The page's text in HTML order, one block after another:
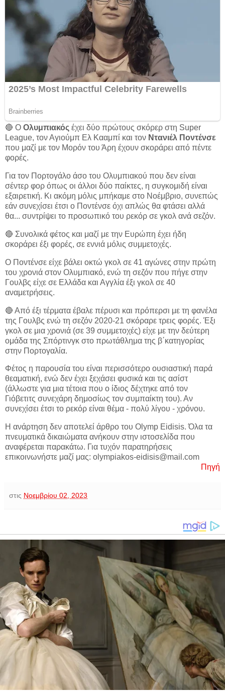
🔴 Ο Ολυμπιακός έχει δύο πρώτους σκόρερ στη Super
League, τον Αγιούμπ Ελ Κααμπί και τον Ντανιέλ Ποντένσε
που μαζί με τον Μορόν του Άρη έχουν σκοράρει από πέντε
φορές.
Για τον Πορτογάλο άσο του Ολυμπιακού που δεν είναι
σέντερ φορ όπως οι άλλοι δύο παίκτες, η συγκομιδή είναι
εξαιρετική. Κι ακόμη μόλις μπήκαμε στο Νοέμβριο, συνεπώς
εάν συνεχίσει έτσι ο Ποντένσε όχι απλώς θα φτάσει αλλά
θα... συντρίψει το προσωπικό του ρεκόρ σε γκολ ανά σεζόν.
🔴 Συνολικά φέτος και μαζί με την Ευρώπη έχει ήδη
σκοράρει έξι φορές, σε εννιά μόλις συμμετοχές.
Ο Ποντένσε είχε βάλει οκτώ γκολ σε 41 αγώνες στην πρώτη
του χρονιά στον Ολυμπιακό, ενώ τη σεζόν που πήγε στην
Γουλβς είχε σε Ελλάδα και Αγγλία έξι γκολ σε 40
αναμετρήσεις.
🔴 Από έξι τέρματα έβαλε πέρυσι και πρόπερσι με τη φανέλα
της Γουλβς ενώ τη σεζόν 2020-21 σκόραρε τρεις φορές. Έξι
γκολ σε μια χρονιά (σε 39 συμμετοχές) είχε με την δεύτερη
ομάδα της Σπόρτινγκ στο πρωτάθλημα της β΄κατηγορίας
στην Πορτογαλία.
Φέτος η παρουσία του είναι περισσότερο ουσιαστική παρά
θεαματική, ενώ δεν έχει ξεχάσει φυσικά και τις ασίστ
(άλλωστε για μια τέτοια που ο ίδιος δέχτηκε από τον
Γιόβετιτς συνεχάρη δημοσίως τον συμπαίκτη του). Αν
συνεχίσει έτσι το ρεκόρ είναι θέμα - πολύ λίγου - χρόνου.
Η ανάρτηση δεν αποτελεί άρθρο του Olymp Eidisis. Όλα τα
πνευματικά δικαιώματα ανήκουν στην ιστοσελίδα που
αναφέρεται παρακάτω. Για τυχόν παρατηρήσεις
επικοινωνήστε μαζί μας: olympiakos-eidisis@mail.com
Πηγή
στις Νοεμβρίου 02, 2023